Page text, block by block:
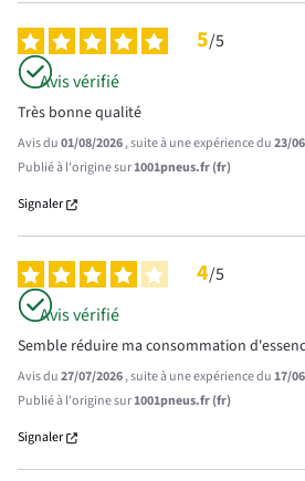
5/5
Avis vérifié
Très bonne qualité
Avis du01/08/2026, suite à une expérience du23/
Publié à l'origine sur1001pneus.fr (fr)
Signaler
4/5
Avis vérifié
Semble réduire ma consommation
Avis du27/07/2026, suite à une expérience du17/
Publié à l'origine sur1001pneus.fr (fr)
Signaler